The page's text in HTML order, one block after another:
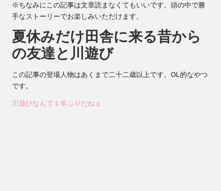
※ちなみにこの記事は文章読まなくてもいいです。頭の中で勝
手なストーリーでお楽しみいただけます。
夏休みだけ田舎に来る昔から
の友達と川遊び
この記事の登場人物はあくまで二十二歳以上です。OL的なやつ
です。
川遊びなんて１年ぶりだねぇ